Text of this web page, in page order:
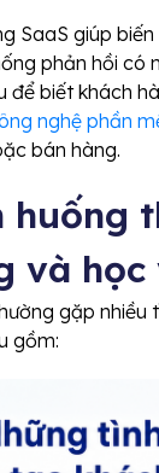
SaaS giúp
phản hồi có
để biết khách
nghệ phần
bán hàng.
huống
và
gặp
gồm: